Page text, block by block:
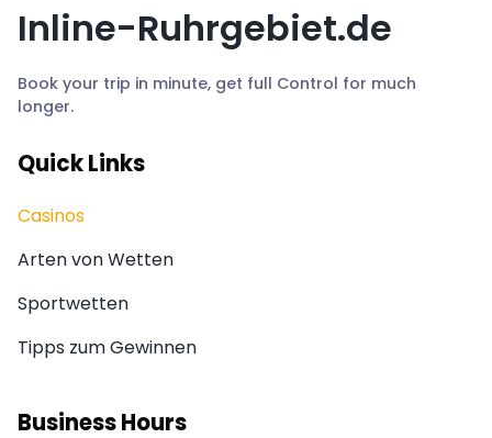
Inline-Ruhrgebiet.de
Book your trip in minute, get full Control for much
longer.
Quick Links
Casinos
Arten von Wetten
Sportwetten
Tipps zum Gewinnen
Business Hours